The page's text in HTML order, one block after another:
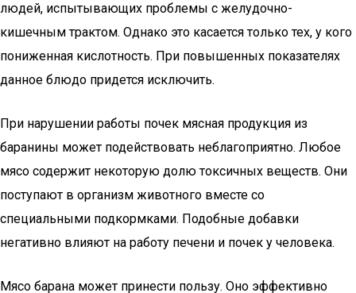
людей, испытывающих проблемы с желудочно-
кишечным трактом. Однако это касается только тех, у кого
пониженная кислотность. При повышенных показателях
данное блюдо придется исключить.
При нарушении работы почек мясная продукция из
баранины может подействовать неблагоприятно. Любое
мясо содержит некоторую долю токсичных веществ. Они
поступают в организм животного вместе со
специальными подкормками. Подобные добавки
негативно влияют на работу печени и почек у человека.
Мясо барана может принести пользу. Оно эффективно